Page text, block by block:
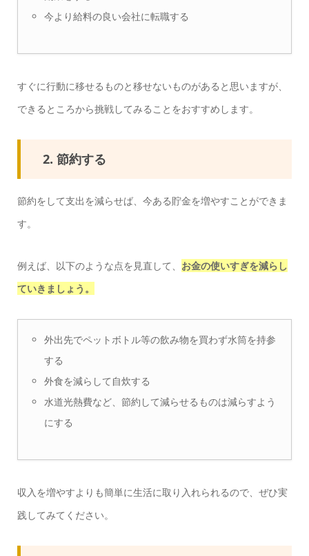
今より給料の良い会社に転職する
すぐに行動に移せるものと移せないものがあると思いますが、
できるところから挑戦してみることをおすすめします。
2. 節約する
節約をして支出を減らせば、今ある貯金を増やすことができま
す。
例えば、以下のような点を見直して、 お金の使いすぎを減らし
ていきましょう。
外出先でペットボトル等の飲み物を買わず水筒を持参
する
外食を減らして自炊する
水道光熱費など、節約して減らせるものは減らすよう
にする
収入を増やすよりも簡単に生活に取り入れられるので、ぜひ実
践してみてください。